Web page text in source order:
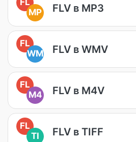
MP
FLV в MP3
FL
WM
FLV в WMV
FL
M4
FLV в M4V
FL
TI
FLV в TIFF